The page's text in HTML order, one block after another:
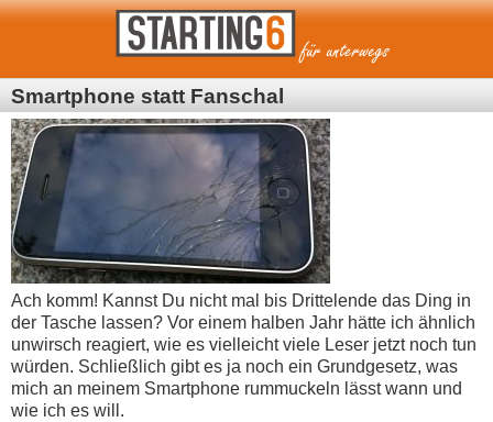
Smartphone statt Fanschal
Ach komm! Kannst Du nicht mal bis Drittelende das Ding in
der Tasche lassen? Vor einem halben Jahr hätte ich ähnlich
unwirsch reagiert, wie es vielleicht viele Leser jetzt noch tun
würden. Schließlich gibt es ja noch ein Grundgesetz, was
mich an meinem Smartphone rummuckeln lässt wann und
wie ich es will.